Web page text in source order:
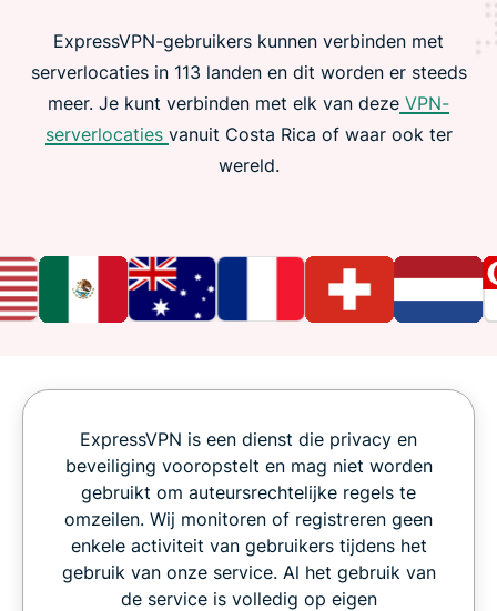
ExpressVPN-gebruikers kunnen verbinden met
serverlocaties in 113 landen en dit worden er steeds
meer. Je kunt verbinden met elk van deze VPN-
serverlocaties vanuit Costa Rica of waar ook ter
wereld.
ExpressVPN is een dienst die privacy en
beveiliging vooropstelt en mag niet worden
gebruikt om auteursrechtelijke regels te
omzeilen. Wij monitoren of registreren geen
enkele activiteit van gebruikers tijdens het
gebruik van onze service. Al het gebruik van
de service is volledig op eigen